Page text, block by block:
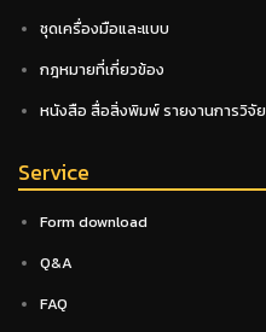
ชุดเครื่องมือและแบบ
กฎหมายที่เกี่ยวข้อง
หนังสือ สื่อสิ่งพิมพ์ รายงานการวิจัย
Service
Form download
Q&A
FAQ